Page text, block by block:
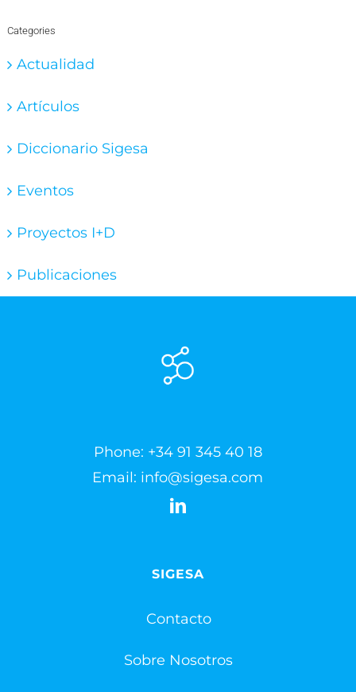
Categories
Actualidad
Artículos
Diccionario Sigesa
Eventos
Proyectos I+D
Publicaciones
Phone: +34 91 345 40 18
Email: info@sigesa.com
SIGESA
Contacto
Sobre Nosotros